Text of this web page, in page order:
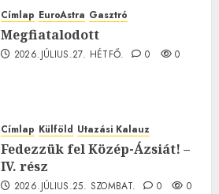
Címlap EuroAstra Gasztró
Megfiatalodott
2026.JÚLIUS.27. HÉTFŐ. 0 0
Címlap Külföld Utazási Kalauz
Fedezzük fel Közép-Ázsiát! –
IV. rész
2026.JÚLIUS.25. SZOMBAT. 0 0